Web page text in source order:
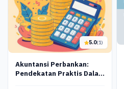
5.0(1)
Akuntansi Perbankan:
Pendekatan Praktis Dalam